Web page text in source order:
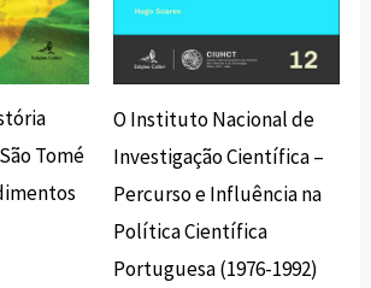
Tomé
O Instituto Nacional de
Investigação Científica –
Percurso e Influência na
Política Científica
Portuguesa (1976-1992)